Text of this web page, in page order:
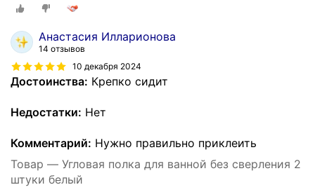
Анастасия Илларионова
14 отзывов
10 декабря 2024
Достоинства: Крепко сидит
Недостатки: Нет
Комментарий: Нужно правильно приклеить
Товар — Угловая полка для ванной без сверления 2
штуки белый